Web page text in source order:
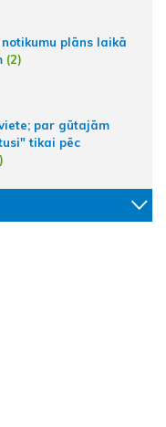
plāns laikā
(2)
par gūtajām
tikai pēc